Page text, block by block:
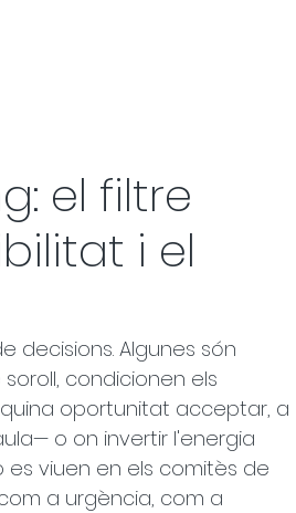
el filtre
i el
decisions. Algunes són
condicionen els
oportunitat acceptar, a
o on invertir l'energia
es viuen en els comitès de
a urgència, com a